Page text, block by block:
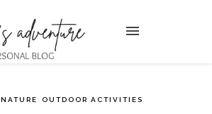
NATURE OUTDOOR ACTIVITIES